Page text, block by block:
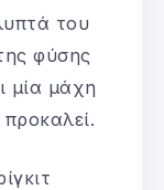
του
φύσης
μία μάχη